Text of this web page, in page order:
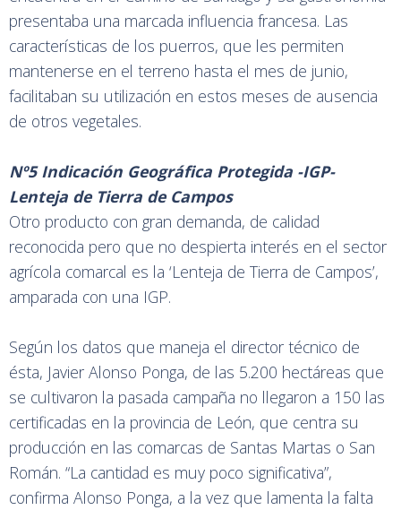
presentaba una marcada influencia francesa. Las
características de los puerros, que les permiten
mantenerse en el terreno hasta el mes de junio,
facilitaban su utilización en estos meses de ausencia
de otros vegetales.
Nº5 Indicación Geográfica Protegida -IGP-
Lenteja de Tierra de Campos
Otro producto con gran demanda, de calidad
reconocida pero que no despierta interés en el sector
agrícola comarcal es la ‘Lenteja de Tierra de Campos’,
amparada con una IGP.
Según los datos que maneja el director técnico de
ésta, Javier Alonso Ponga, de las 5.200 hectáreas que
se cultivaron la pasada campaña no llegaron a 150 las
certificadas en la provincia de León, que centra su
producción en las comarcas de Santas Martas o San
Román. “La cantidad es muy poco significativa”,
confirma Alonso Ponga, a la vez que lamenta la falta